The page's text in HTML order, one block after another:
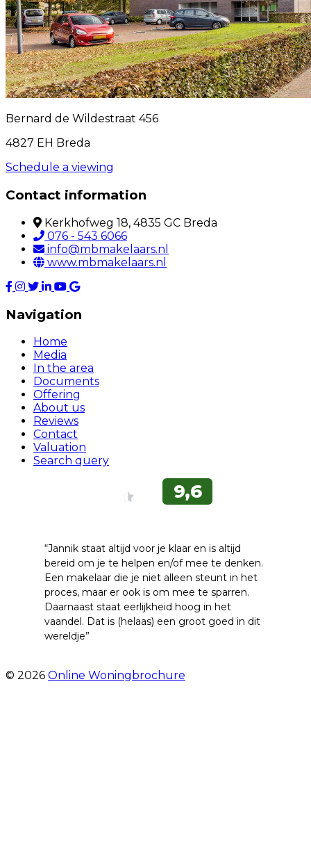
Bernard de Wildestraat 456
4827 EH Breda
Schedule a viewing
Contact information
Kerkhofweg 18, 4835 GC Breda
076 - 543 6066
info@mbmakelaars.nl
www.mbmakelaars.nl
Navigation
Home
Media
In the area
Documents
Offering
About us
Reviews
Contact
Valuation
Search query
“Jannik staat altijd voor je klaar en is altijd
bereid om je te helpen en/of mee te denken.
Een makelaar die je niet alleen steunt in het
proces, maar er ook is om mee te sparren.
Daarnaast staat eerlijkheid hoog in het
vaandel. Dat is (helaas) een groot goed in dit
wereldje”
© 2026 Online Woningbrochure